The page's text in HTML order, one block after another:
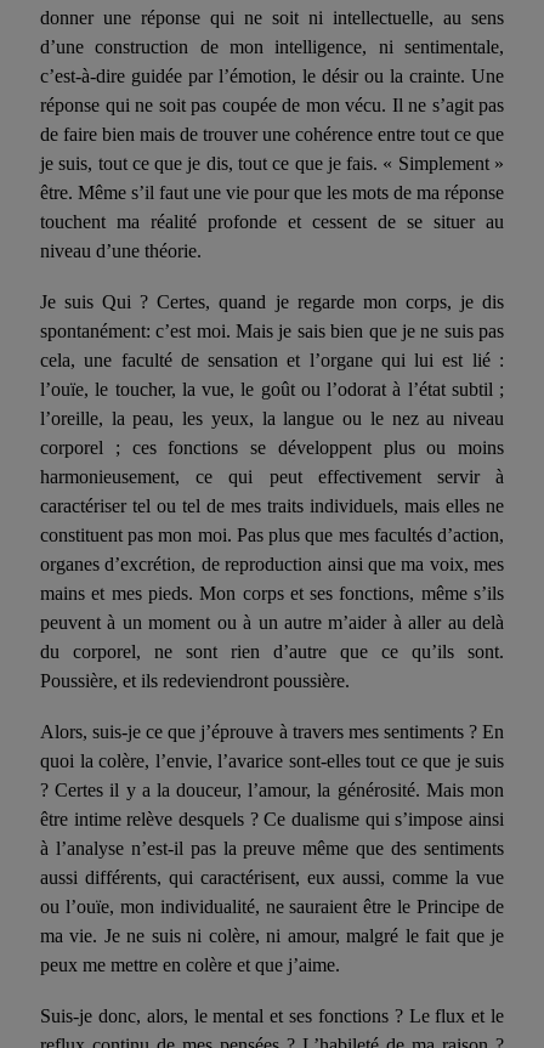
donner une réponse qui ne soit ni intellectuelle, au sens
d’une construction de mon intelligence, ni sentimentale,
c’est-à-dire guidée par l’émotion, le désir ou la crainte. Une
réponse qui ne soit pas coupée de mon vécu. Il ne s’agit pas
de faire bien mais de trouver une cohérence entre tout ce que
je suis, tout ce que je dis, tout ce que je fais. « Simplement »
être. Même s’il faut une vie pour que les mots de ma réponse
touchent ma réalité profonde et cessent de se situer au
niveau d’une théorie.
Je suis Qui ? Certes, quand je regarde mon corps, je dis
spontanément: c’est moi. Mais je sais bien que je ne suis pas
cela, une faculté de sensation et l’organe qui lui est lié :
l’ouïe, le toucher, la vue, le goût ou l’odorat à l’état subtil ;
l’oreille, la peau, les yeux, la langue ou le nez au niveau
corporel ; ces fonctions se développent plus ou moins
harmonieusement, ce qui peut effectivement servir à
caractériser tel ou tel de mes traits individuels, mais elles ne
constituent pas mon moi. Pas plus que mes facultés d’action,
organes d’excrétion, de reproduction ainsi que ma voix, mes
mains et mes pieds. Mon corps et ses fonctions, même s’ils
peuvent à un moment ou à un autre m’aider à aller au delà
du corporel, ne sont rien d’autre que ce qu’ils sont.
Poussière, et ils redeviendront poussière.
Alors, suis-je ce que j’éprouve à travers mes sentiments ? En
quoi la colère, l’envie, l’avarice sont-elles tout ce que je suis
? Certes il y a la douceur, l’amour, la générosité. Mais mon
être intime relève desquels ? Ce dualisme qui s’impose ainsi
à l’analyse n’est-il pas la preuve même que des sentiments
aussi différents, qui caractérisent, eux aussi, comme la vue
ou l’ouïe, mon individualité, ne sauraient être le Principe de
ma vie. Je ne suis ni colère, ni amour, malgré le fait que je
peux me mettre en colère et que j’aime.
Suis-je donc, alors, le mental et ses fonctions ? Le flux et le